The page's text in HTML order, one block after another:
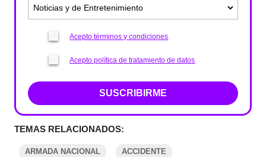
Acepto términos y condiciones
Acepto política de tratamiento de datos
SUSCRIBIRME
TEMAS RELACIONADOS:
ARMADA NACIONAL ACCIDENTE